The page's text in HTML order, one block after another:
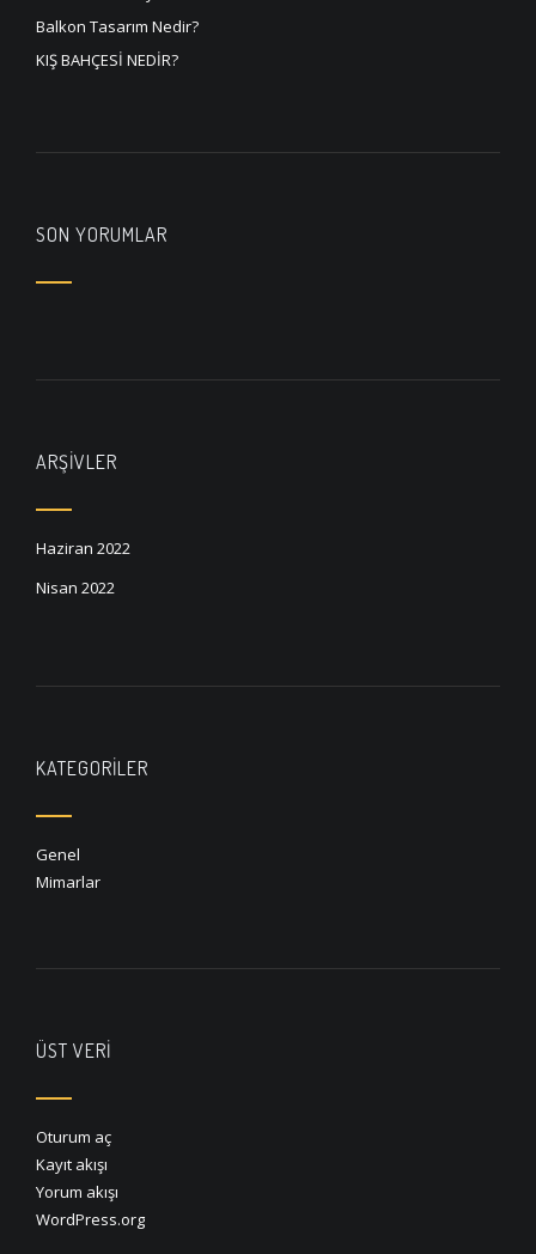
Balkon Tasarım Nedir?
KIŞ BAHÇESİ NEDİR?
SON YORUMLAR
ARŞIVLER
Haziran 2022
Nisan 2022
KATEGORILER
Genel
Mimarlar
ÜST VERI
Oturum aç
Kayıt akışı
Yorum akışı
WordPress.org